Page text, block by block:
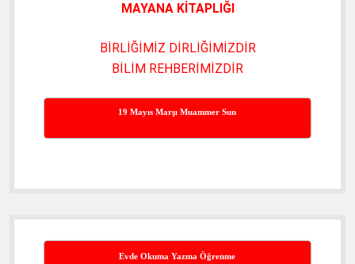
MAYANA KİTAPLIĞI
BİRLİĞİMİZ DİRLİĞİMİZDİR
BİLİM REHBERİMİZDİR
19 Mayıs Marşı Muammer Sun
Evde Okuma Yazma Öğrenme